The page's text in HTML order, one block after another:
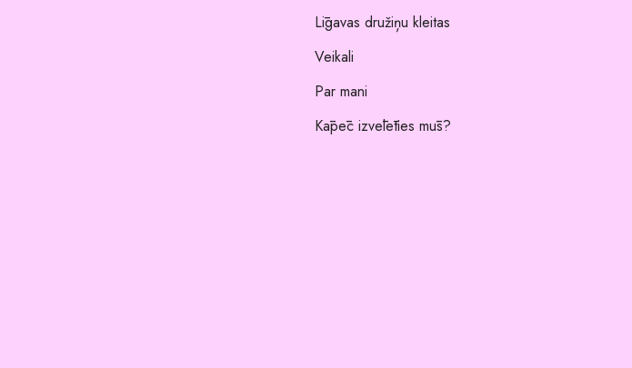
Līgavas družiņu kleitas
Veikali
Par mani
Kāpēc izvēlēties mūs?